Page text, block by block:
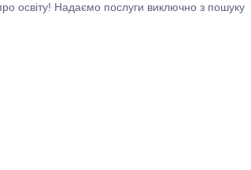
освіту! Надаємо послуги виключно з пошуку